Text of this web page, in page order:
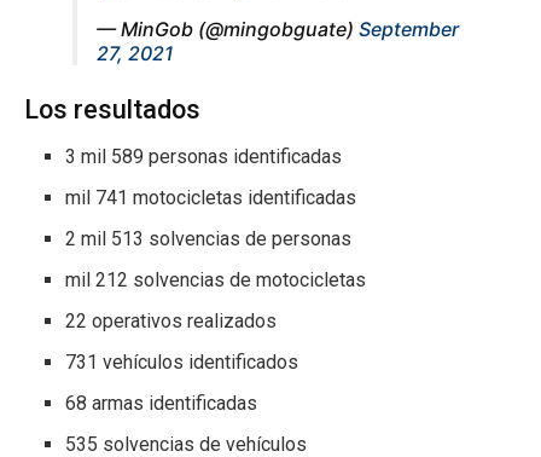
— MinGob (@mingobguate) September
27, 2021
Los resultados
3 mil 589 personas identificadas
mil 741 motocicletas identificadas
2 mil 513 solvencias de personas
mil 212 solvencias de motocicletas
22 operativos realizados
731 vehículos identificados
68 armas identificadas
535 solvencias de vehículos